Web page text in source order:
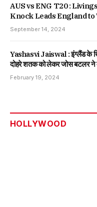
AUS vs ENG T20 :
Knock Leads England
T20, Series Tied
September 14, 2024
Yashasvi Jaiswal : इंग्लैंड के
दोहरे शतक को लेकर जोस बटलर ने
February 19, 2024
HOLLYWOOD